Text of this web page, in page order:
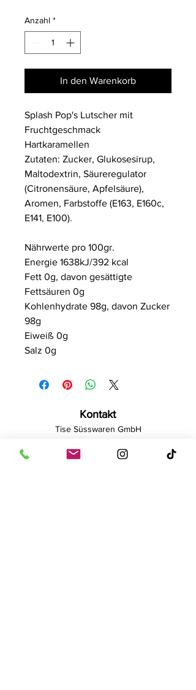
Kilogramm
Anzahl *
In den Warenkorb
Splash Pop's Lutscher mit
Fruchtgeschmack
Hartkaramellen
Zutaten: Zucker, Glukosesirup,
Maltodextrin, Säureregulator
(Citronensäure, Apfelsäure),
Aromen, Farbstoffe (E163, E160c,
E141, E100).
Nährwerte pro 100gr.
Energie 1638kJ/392 kcal
Fett 0g, davon gesättigte
Fettsäuren 0g
Kohlenhydrate 98g, davon Zucker
98g
Eiweiß 0g
Salz 0g
Kontakt
Tise Süsswaren GmbH
41540 Dormagen